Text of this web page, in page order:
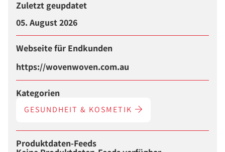
Zuletzt geupdatet
05. August 2026
Webseite für Endkunden
https://wovenwoven.com.au
Kategorien
GESUNDHEIT & KOSMETIK
Produktdaten-Feeds